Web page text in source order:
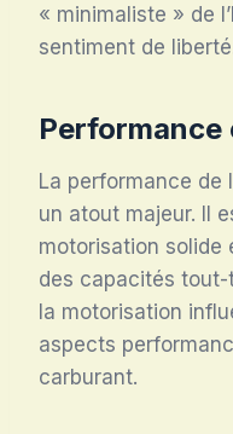
« minimaliste » de
sentiment de
La performance de
un atout majeur. Il
motorisation solide
des capacités tout-
la motorisation
aspects
carburant.